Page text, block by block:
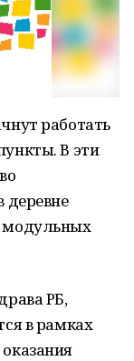
работать
В эти
деревне
модульных
РБ,
в рамках